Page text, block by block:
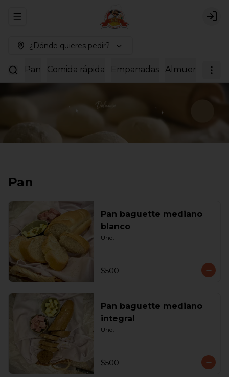
Abrir menu de navegación
¿Dónde quieres pedir?
Pan Comida rápida Empanadas Almuerzos
Pan
Pan baguette mediano
blanco
Und.
$500
Pan baguette mediano
integral
Und.
$500